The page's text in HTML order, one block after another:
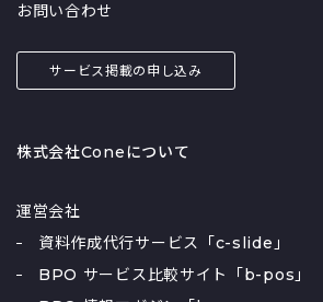
お問い合わせ
サービス掲載の申し込み
株式会社Coneについて
運営会社
資料作成代行サービス「c-slide」
BPO サービス比較サイト「b-pos」